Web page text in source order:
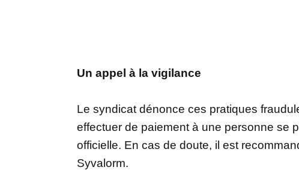
Un appel à la vigilance
Le syndicat dénonce ces pratiques
effectuer de paiement à une personne se
officielle. En cas de doute, il est
Syvalorm.